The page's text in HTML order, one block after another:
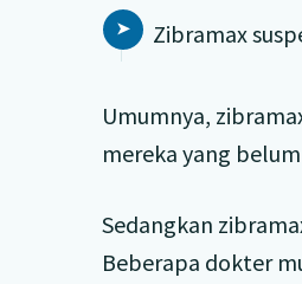
Zibramax
Umumnya,
mereka yang
Sedangkan
Beberapa dokter